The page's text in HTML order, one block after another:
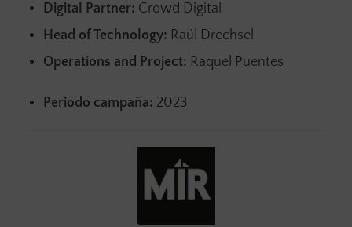
Digital Partner: Crowd Digital
Head of Technology: Raül Drechsel
Operations and Project: Raquel Puentes
Periodo campaña: 2023